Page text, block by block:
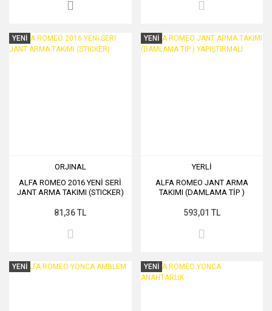
YENİ
ORJINAL
ALFA ROMEO 2016 YENİ SERİ
JANT ARMA TAKIMI (STICKER)
81,36 TL
YENİ
YERLİ
ALFA ROMEO JANT ARMA
TAKIMI (DAMLAMA TİP )
593,01 TL
YENİ YENİ